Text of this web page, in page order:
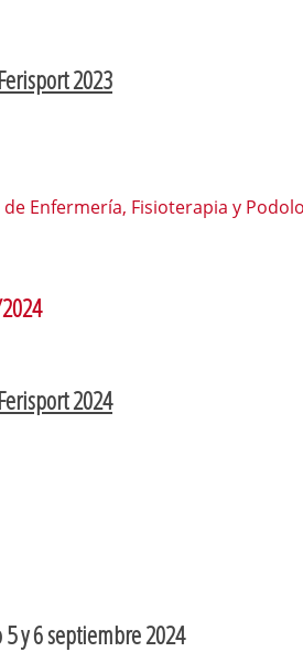
2023
Enfermería, Fisioterapia y
2024
5 y 6 septiembre 2024